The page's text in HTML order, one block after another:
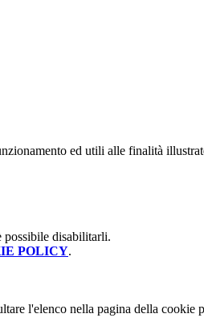
ed utili alle finalità
possibile disabilitarli.
POLICY.
l'elenco nella pagina della cookie